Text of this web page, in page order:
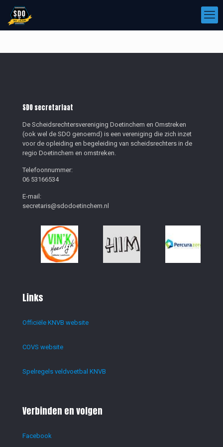
SDO secretariaat
De Scheidsrechtersvereniging Doetinchem en Omstreken
(ook wel de SDO genoemd) is een vereniging die zich inzet
voor de opleiding en begeleiding van scheidsrechters in de
regio Doetinchem en omstreken.
Telefoonnummer:
06 53166534
E-mail:
secretaris@sdodoetinchem.nl
Links
Officiële KNVB website
COVS website
Spelregels veldvoetbal KNVB
Verbinden en volgen
Facebook